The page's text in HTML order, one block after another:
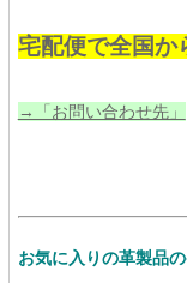
宅配便で全国か
→「お問い合わせ先」
お気に入りの革製品